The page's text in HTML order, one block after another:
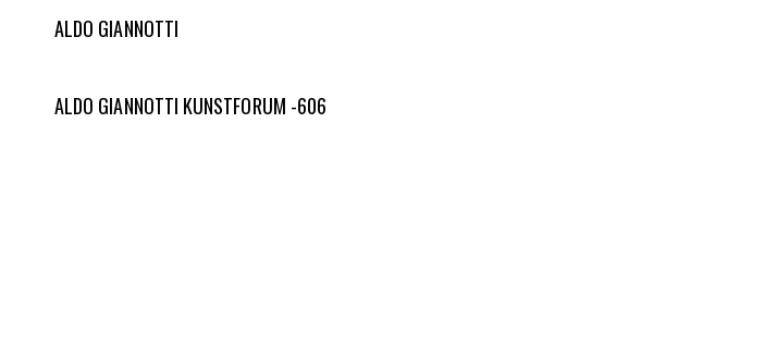
ALDO GIANNOTTI
ALDO GIANNOTTI KUNSTFORUM -606